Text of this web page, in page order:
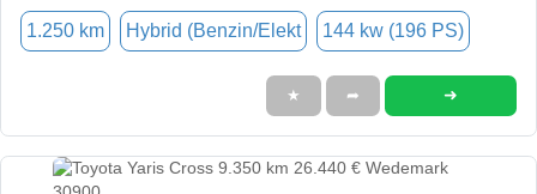
1.250 km Hybrid (Benzin/Elekt 144 kw (196 PS)
★ ➦ ➜